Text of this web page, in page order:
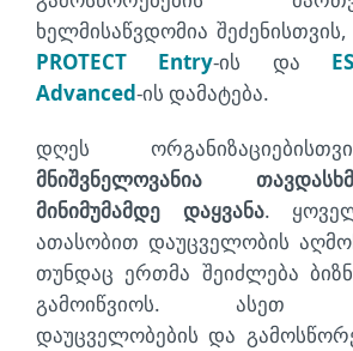
ხელმისაწვდომია
PROTECT Entry-ის და
Advanced-ის დამატება.
დღეს
მნიშვნელოვანია
მინიმუმამდე დაყვანა.
ათასობით დაუცველობის
თუნდაც ერთმა შეიძლება
გამოიწვიოს. ასეთ
დაუცველობების და